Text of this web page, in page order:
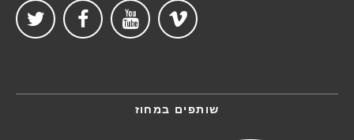
שותפים במחוז